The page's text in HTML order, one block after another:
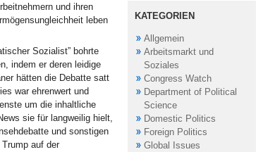
und ihren
leben
Sozialist” bohrte
indem er deren leidige
hätten die Debatte satt
war ehrenwert und
um die inhaltliche
sie für langweilig hielt,
und sonstigen
auf der
KATEGORIEN
Allgemein
Arbeitsmarkt und
Soziales
Congress Watch
Department of Political
Science
Domestic Politics
Foreign Politics
Global Issues